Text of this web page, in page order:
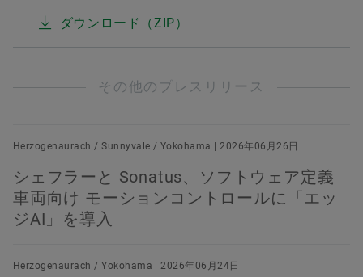
ダウンロード（ZIP）
その他のプレスリリース
Herzogenaurach / Sunnyvale / Yokohama | 2026年06月26日
シェフラーと Sonatus、ソフトウェア定義
車両向け モーションコントロールに「エッ
ジAI」を導入
Herzogenaurach / Yokohama | 2026年06月24日